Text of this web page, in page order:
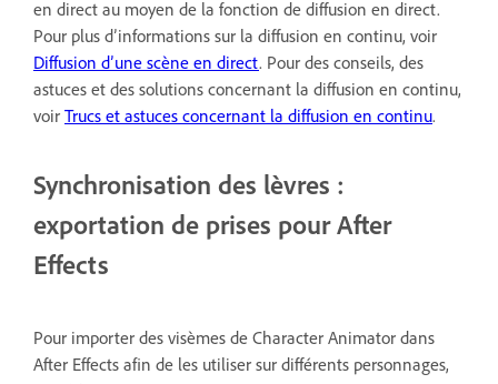
en direct au moyen de la fonction de diffusion en direct.
Pour plus d’informations sur la diffusion en continu, voir
Diffusion d’une scène en direct. Pour des conseils, des
astuces et des solutions concernant la diffusion en continu,
voir Trucs et astuces concernant la diffusion en continu.
Synchronisation des lèvres :
exportation de prises pour After
Effects
Pour importer des visèmes de Character Animator dans
After Effects afin de les utiliser sur différents personnages,